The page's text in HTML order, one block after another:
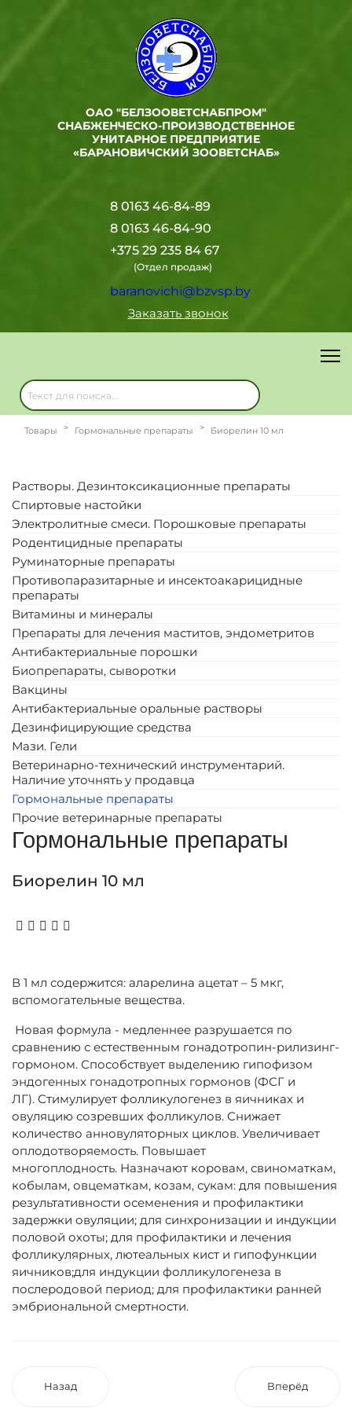
ОАО "БЕЛЗООВЕТСНАБПРОМ"
СНАБЖЕНЧЕСКО-ПРОИЗВОДСТВЕННОЕ
УНИТАРНОЕ ПРЕДПРИЯТИЕ
«БАРАНОВИЧСКИЙ ЗООВЕТСНАБ»
8 0163 46-84-89
8 0163 46-84-90
+375 29 235 84 67
(Отдел продаж)
baranovichi@bzvsp.by
Заказать звонок
Товары Гормональные препараты Биорелин 10 мл
Растворы. Дезинтоксикационные препараты
Спиртовые настойки
Электролитные смеси. Порошковые препараты
Родентицидные препараты
Руминаторные препараты
Противопаразитарные и инсектоакарицидные
препараты
Витамины и минералы
Препараты для лечения маститов, эндометритов
Антибактериальные порошки
Биопрепараты, сыворотки
Вакцины
Антибактериальные оральные растворы
Дезинфицирующие средства
Мази. Гели
Ветеринарно-технический инструментарий.
Наличие уточнять у продавца
Гормональные препараты
Прочие ветеринарные препараты
Гормональные препараты
Биорелин 10 мл
В 1 мл содержится: аларелина ацетат – 5 мкг,
вспомогательные вещества.
Новая формула - медленнее разрушается по
сравнению с естественным гонадотропин-рилизинг-
гормоном. Способствует выделению гипофизом
эндогенных гонадотропных гормонов (ФСГ и
ЛГ). Стимулирует фолликулогенез в яичниках и
овуляцию созревших фолликулов. Снижает
количество анновуляторных циклов. Увеличивает
оплодотворяемость. Повышает
многоплодность. Назначают коровам, свиноматкам,
кобылам, овцематкам, козам, сукам: для повышения
результативности осеменения и профилактики
задержки овуляции; для синхронизации и индукции
половой охоты; для профилактики и лечения
фолликулярных, лютеальных кист и гипофункции
яичников;для индукции фолликулогенеза в
послеродовой период; для профилактики ранней
эмбриональной смертности.
Назад Вперёд